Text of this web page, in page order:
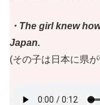
・The girl knew
Japan.
(その子は日本に県